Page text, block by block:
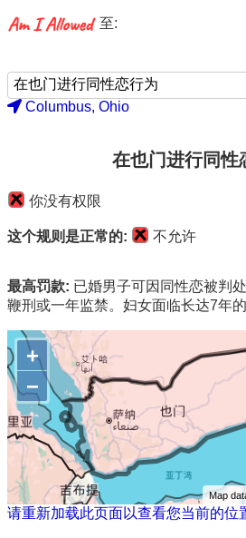
至:
Columbus, Ohio
在也门进行同性
你没有权限
这个规则是正常的: 不允许
最高罚款: 已婚男子可因同性恋被判
鞭刑或一年监禁。妇女面临长达7年的
+
−
Map
请重新加载此页面以查看您当前的位